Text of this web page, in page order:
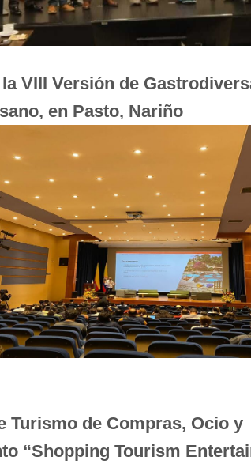
VIII Versión de
en Pasto, Nariño
Turismo de Compras, Ocio y
“Shopping Tourism